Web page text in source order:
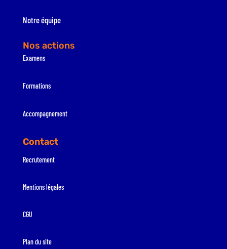
Notre équipe
Nos actions
Examens
Formations
Accompagnement
Contact
Recrutement
Mentions légales
CGU
Plan du site